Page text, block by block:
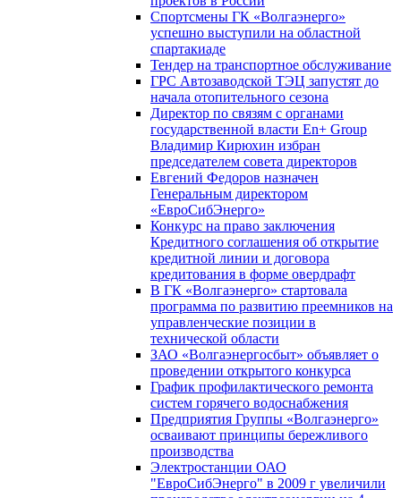
Спортсмены ГК «Волгаэнерго»
успешно выступили на областной
спартакиаде
Тендер на транспортное обслуживание
ГРС Автозаводской ТЭЦ запустят до
начала отопительного сезона
Директор по связям с органами
государственной власти En+ Group
Владимир Кирюхин избран
председателем совета директоров
Евгений Федоров назначен
Генеральным директором
«ЕвроСибЭнерго»
Конкурс на право заключения
Кредитного соглашения об открытие
кредитной линии и договора
кредитования в форме овердрафт
В ГК «Волгаэнерго» стартовала
программа по развитию преемников на
управленческие позиции в
технической области
ЗАО «Волгаэнергосбыт» объявляет о
проведении открытого конкурса
График профилактического ремонта
систем горячего водоснабжения
Предприятия Группы «Волгаэнерго»
осваивают принципы бережливого
производства
Электростанции ОАО
"ЕвроСибЭнерго" в 2009 г увеличили